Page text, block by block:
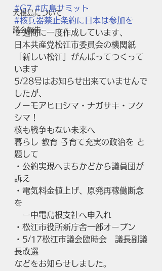
大根島について
議会報告
#G7 #広島サミット
#核兵器禁止条約に日本は参加を
２週間に一度作成しています、
日本共産党松江市委員会の機関紙
「新しい松江」がんばってつくって
います
5/28号はお知らせ出来ていませんで
したが、
ノーモアヒロシマ・ナガサキ・フク
シマ！
核も戦争もない未来へ
暮らし 教育 子育て充実の政治を と
題して
・公約実現へまちかどから議員団が
訴え
・電気料金値上げ、原発再稼働断念
を
ー中電島根支社へ申入れ
・松江市役所新庁舎一部オープン
・5/17松江市議会臨時会　議長副議
長改選
などをお知らせしました。